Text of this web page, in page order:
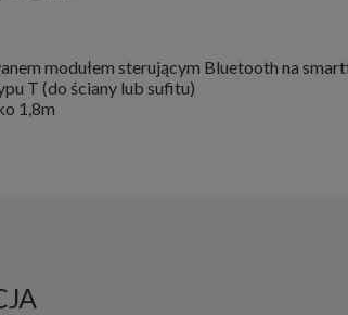
modułem sterującym Bluetooth na
T (do ściany lub sufitu)
1,8m